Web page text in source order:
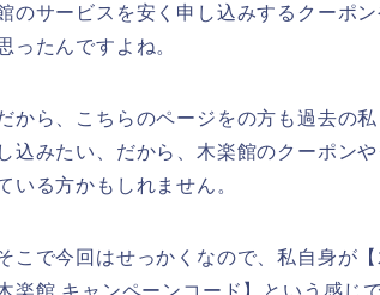
のサービスを安く申し込みするクーポ
ったんですよね。
から、こちらのページをの方も過去の
し込みたい、だから、木楽館のクーポン
いる方かもしれません。
こで今回はせっかくなので、私自身が
楽館 キャンペーンコード】という感じ